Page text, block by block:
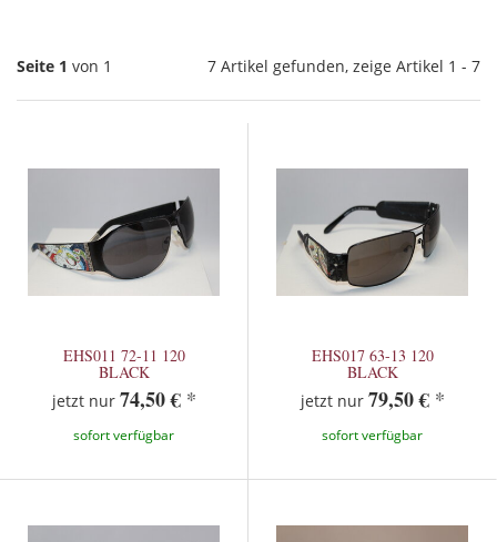
Seite 1 von 1 7 Artikel gefunden, zeige Artikel 1 - 7
EHS011 72-11 120
BLACK
jetzt nur 74,50 € *
sofort verfügbar
EHS017 63-13 120
BLACK
jetzt nur 79,50 € *
sofort verfügbar